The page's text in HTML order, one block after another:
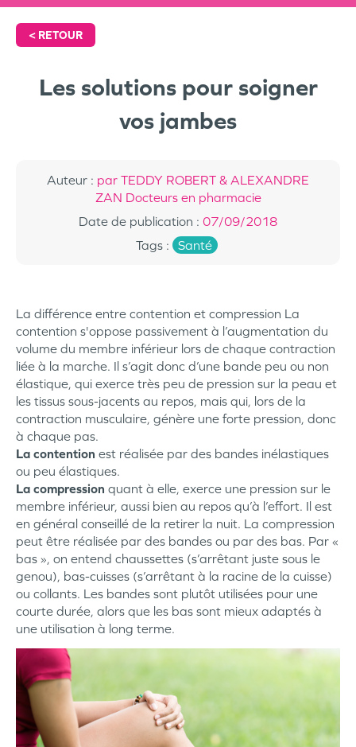
< RETOUR
Les solutions pour soigner
vos jambes
Auteur : par TEDDY ROBERT & ALEXANDRE
ZAN Docteurs en pharmacie
Date de publication : 07/09/2018
Tags: Santé
La différence entre contention et compression La
contention s'oppose passivement à l’augmentation du
volume du membre inférieur lors de chaque contraction
liée à la marche. Il s’agit donc d’une bande peu ou non
élastique, qui exerce très peu de pression sur la peau et
les tissus sous-jacents au repos, mais qui, lors de la
contraction musculaire, génère une forte pression, donc
à chaque pas.
La contention est réalisée par des bandes inélastiques
ou peu élastiques.
La compression quant à elle, exerce une pression sur le
membre inférieur, aussi bien au repos qu’à l’effort. Il est
en général conseillé de la retirer la nuit. La compression
peut être réalisée par des bandes ou par des bas. Par «
bas », on entend chaussettes (s’arrêtant juste sous le
genou), bas-cuisses (s’arrêtant à la racine de la cuisse)
ou collants. Les bandes sont plutôt utilisées pour une
courte durée, alors que les bas sont mieux adaptés à
une utilisation à long terme.